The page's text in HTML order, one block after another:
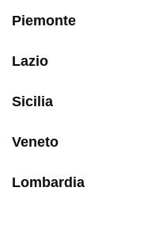
Piemonte
Lazio
Sicilia
Veneto
Lombardia